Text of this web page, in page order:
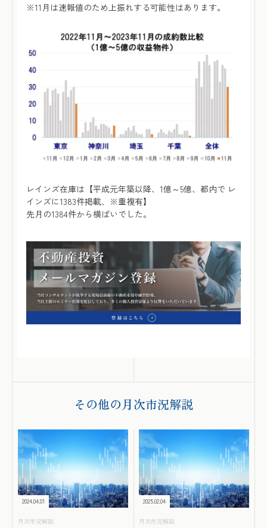
※11月は速報値のため上振れする可能性はあります。
レインズ在庫は【平成元年築以降、1億～5億、都内で レ
インズに1383件掲載、※重複有】
先月の1384件から横ばいでした。
その他の月次市況解説
2024.04.01
月次市況解説
2025.02.04
月次市況解説